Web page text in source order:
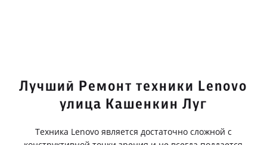
Лучший Ремонт техники Lenovo
улица Кашенкин Луг
Техника Lenovo является достаточно сложной с